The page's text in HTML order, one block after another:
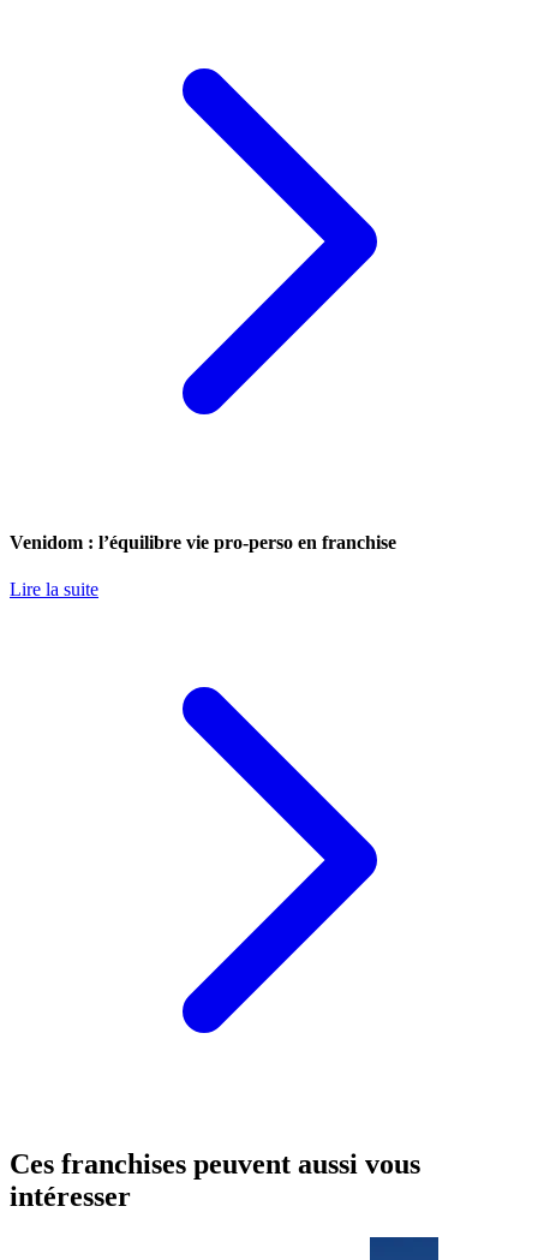
Venidom : l’équilibre vie pro-perso en franchise
Lire la suite
Ces franchises peuvent aussi vous
intéresser